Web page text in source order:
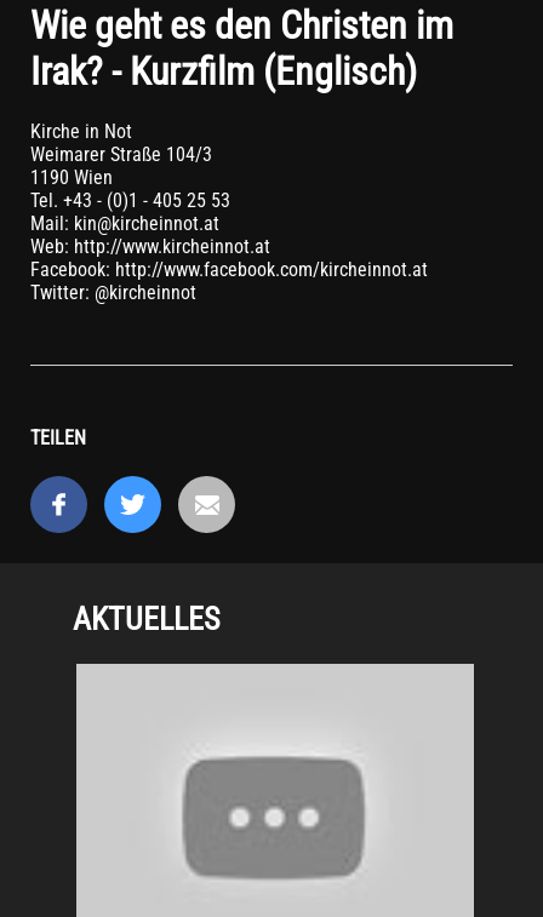
Nutzungsinformationen ab. Möchten Sie dies verhindern, so
müssen Sie das Speichern von Cookies im Browser blockieren.
Weitere Informationen zum Datenschutz bei „YouTube“ finden
Sie in der Datenschutzerklärung des Anbieters unter:
https://www.google.de/intl/de/policies/privacy/
Wie geht es den Christen im
Irak? - Kurzfilm (Englisch)
Kirche in Not
Weimarer Straße 104/3
1190 Wien
Tel. +43 - (0)1 - 405 25 53
Mail: kin@kircheinnot.at
Web: http://www.kircheinnot.at
Facebook: http://www.facebook.com/kircheinnot.at
Twitter: @kircheinnot
TEILEN
AKTUELLES